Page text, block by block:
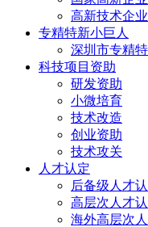
高新技术企
专精特新小巨人
深圳市专精
科技项目资助
研发资助
小微培育
技术改造
创业资助
技术攻关
人才认定
后备级人才
高层次人才
海外高层次